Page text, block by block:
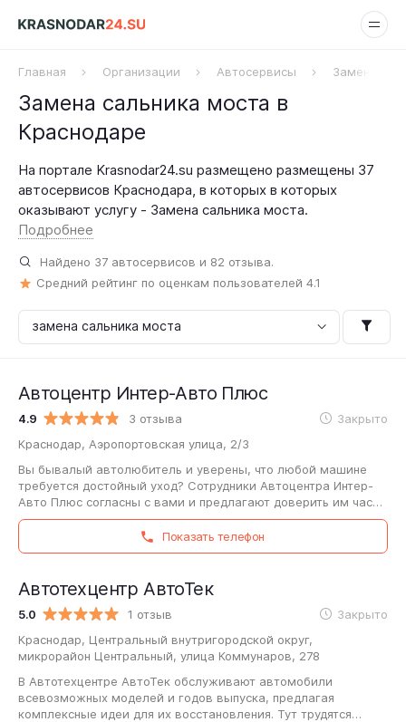
Главная Организации Автосервисы Замена
Замена сальника моста в
Краснодаре
На портале Krasnodar24.su размещено размещены 37
автосервисов Краснодара, в которых в которых
оказывают услугу - Замена сальника моста.
Подробнее
Найдено 37 автосервисов и 82 отзыва.
Средний рейтинг по оценкам пользователей 4.1
4.9 3 отзыва Закрыто
Автоцентр Интер-Авто Плюс
Краснодар, Аэропортовская улица, 2/3
Вы бывалый автолюбитель и уверены, что любой машине
требуется достойный уход? Сотрудники Автоцентра Интер-
Авто Плюс согласны с вами и предлагают доверить им часть
забот, касающихся вашего авто.…
Показать телефон
5.0 1 отзыв Закрыто
Автотехцентр АвтоТек
Краснодар, Центральный внутригородской округ,
микрорайон Центральный, улица Коммунаров, 278
В Автотехцентре АвтоТек обслуживают автомобили
всевозможных моделей и годов выпуска, предлагая
комплексные идеи для их восстановления. Тут трудятся